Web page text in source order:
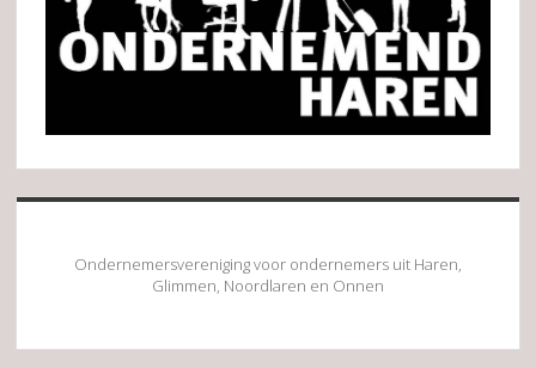
Ondernemersvereniging voor ondernemers uit Haren,
Glimmen, Noordlaren en Onnen